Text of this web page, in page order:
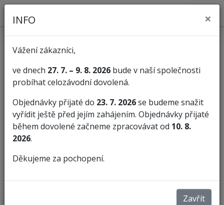
KATEGORIE
Pilníky Pilníky na hudební nástroje
INFO ×
Vážení zákazníci,
ve dnech 27. 7. – 9. 8. 2026 bude v naší společnosti
probíhat celozávodní dovolená.
Objednávky přijaté do 23. 7. 2026se budeme snažit
vyřídit ještě před jejím zahájením. Objednávky přijaté
během dovolené začneme zpracovávat od 10. 8.
2026.
Děkujeme za pochopení.
Zavřít